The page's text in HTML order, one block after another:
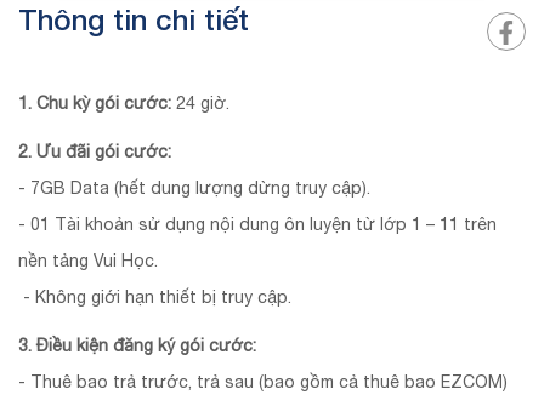
Thông tin chi tiết
1. Chu kỳ gói cước: 24 giờ.
2. Ưu đãi gói cước:
- 7GB Data (hết dung lượng dừng truy cập).
- 01 Tài khoản sử dụng nội dung ôn luyện từ lớp 1 – 11 trên
nền tảng Vui Học.
- Không giới hạn thiết bị truy cập.
3. Điều kiện đăng ký gói cước:
- Thuê bao trả trước, trả sau (bao gồm cả thuê bao EZCOM)